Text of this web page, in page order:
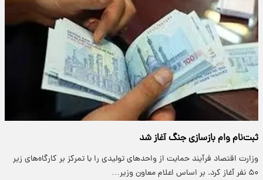
ثبت‌نام وام بازسازی جنگ آغاز شد
وزارت اقتصاد فرآیند حمایت از واحد‌های تولیدی را با تمرکز بر کارگاه‌های زیر
۵۰ نفر آغاز کرد. بر اساس اعلام معاون وزیر…